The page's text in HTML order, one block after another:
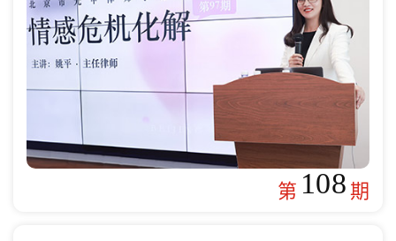
第 108期